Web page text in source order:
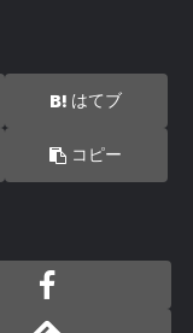
はてブ
コピー